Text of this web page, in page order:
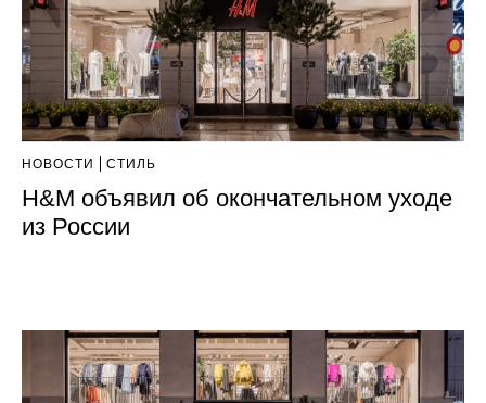
НОВОСТИ СТИЛЬ
H&M объявил об окончательном уходе
из России